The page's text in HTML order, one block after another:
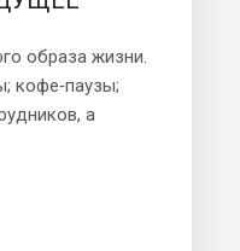
образа жизни.
кофе‑паузы;
а